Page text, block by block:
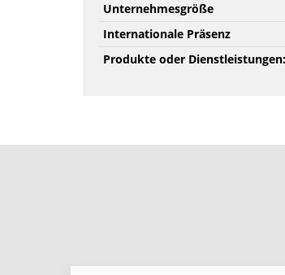
Unternehmesgröße
Internationale Präsenz
Produkte oder Dienstleistungen: